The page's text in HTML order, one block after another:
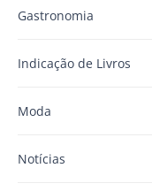
Gastronomia
Indicação de Livros
Moda
Notícias